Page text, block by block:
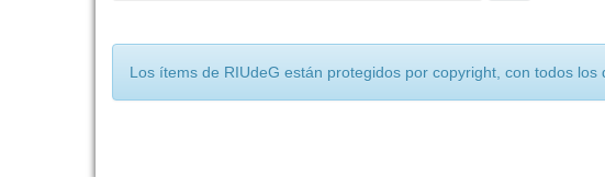
Los ítems de RIUdeG están protegidos por copyright, con todos